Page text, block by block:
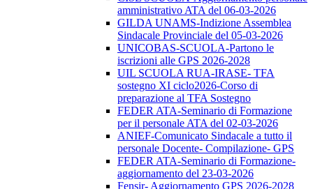
amministrativo ATA del 06-03-2026
GILDA UNAMS-Indizione Assemblea
Sindacale Provinciale del 05-03-2026
UNICOBAS-SCUOLA-Partono le
iscrizioni alle GPS 2026-2028
UIL SCUOLA RUA-IRASE- TFA
sostegno XI ciclo2026-Corso di
preparazione al TFA Sostegno
FEDER ATA-Seminario di Formazione
per il personale ATA del 02-03-2026
ANIEF-Comunicato Sindacale a tutto il
personale Docente- Compilazione- GPS
FEDER ATA-Seminario di Formazione-
aggiornamento del 23-03-2026
Fensir- Aggiornamento GPS 2026-2028